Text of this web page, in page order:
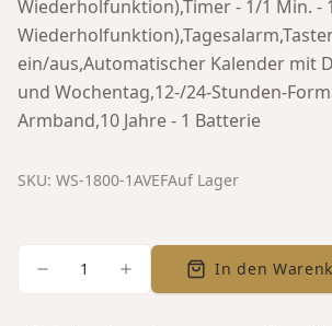
Wiederholfunktion),Timer - 1/1 Min. -
ein/aus,Automatischer Kalender mit
und Wochentag,12-/24-Stunden-
Armband,10 Jahre - 1 Batterie
SKU: WS-1800-1AVEFAuf Lager
1 In den